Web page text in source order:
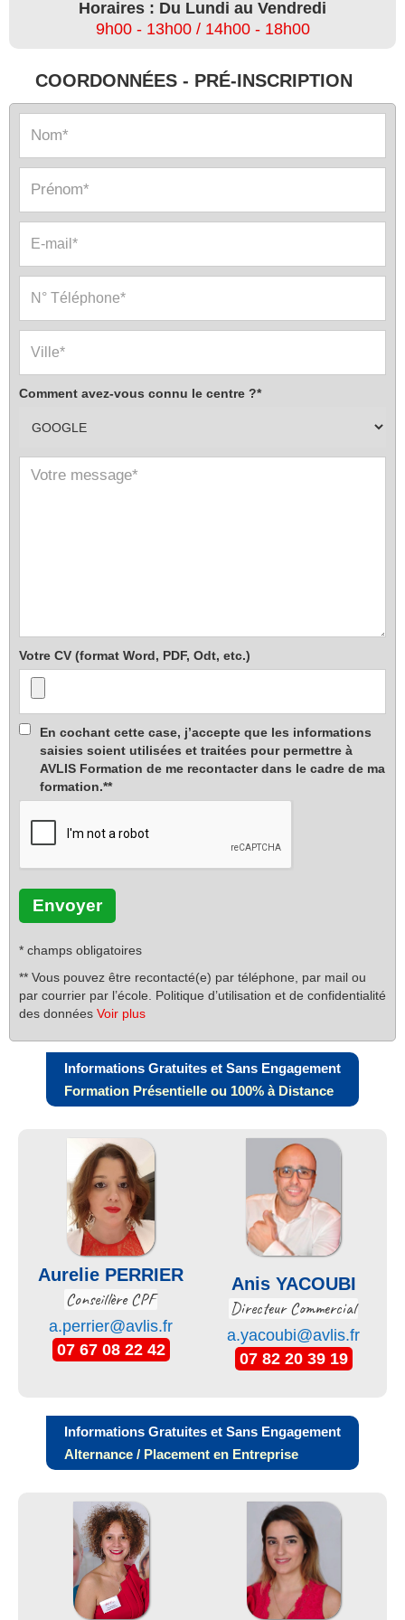
Informations Gratuites et Sans Engagement
Formation Présentielle ou 100% à Distance
Aurelie PERRIER
Conseillère CPF
a.perrier@avlis.fr
07 67 08 22 42
Anis YACOUBI
Directeur Commercial
a.yacoubi@avlis.fr
07 82 20 39 19
Informations Gratuites et Sans Engagement
Alternance / Placement en Entreprise
Horaires : Du Lundi au Vendredi
9h00 - 13h00 / 14h00 - 18h00
COORDONNÉES - PRÉ-INSCRIPTION
Comment avez-vous connu le centre ?*
Votre CV (format Word, PDF, Odt, etc.)
En cochant cette case, j’accepte que les informations
saisies soient utilisées et traitées pour permettre à
AVLIS Formation de me recontacter dans le cadre de ma
formation.**
* champs obligatoires
** Vous pouvez être recontacté(e) par téléphone, par mail ou
par courrier par l’école. Politique d’utilisation et de confidentialité
des données Voir plus